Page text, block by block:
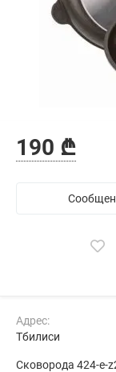
190 ₾
Адрес:
Тбилиси
Сковорода 424-e-